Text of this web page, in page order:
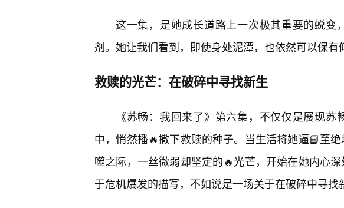
这一集，是她成长道路上一次极其重要的蜕变
剂。她让我们看到，即使身处泥潭，也依然可以保有
救赎的光芒：在破碎中寻找新生
《苏畅：我回来了》第六集，不仅仅是展现
中，悄然播🔥撒下救赎的种子。当生活将她逼📘至
噬之际，一丝微弱却坚定的🔥光芒，开始在她内心
于危机爆发的描写，不如说是一场关于在破碎中寻找